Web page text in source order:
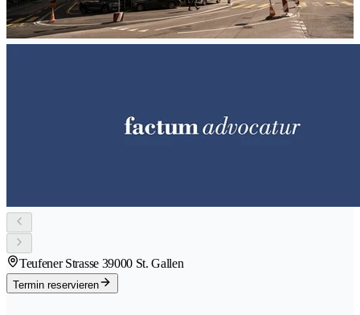
Teufener Strasse 39000 St. Gallen
Termin reservieren